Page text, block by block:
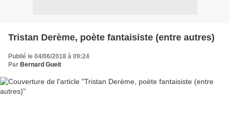
Tristan Derème, poète fantaisiste (entre autres)
Publié le 04/06/2018 à 09:24
Par Bernard Gueit